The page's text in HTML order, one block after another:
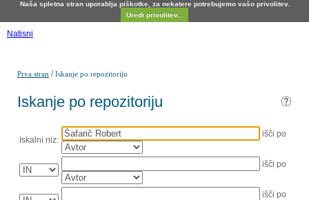
Naša spletna stran uporablja piškotke, za nekatere potrebujemo vašo privolitev.
Uredi privolitev...
Natisni
Prva stran /Iskanje po repozitoriju
Iskanje po repozitoriju
Iskalni niz:
išči po
išči po
išči po